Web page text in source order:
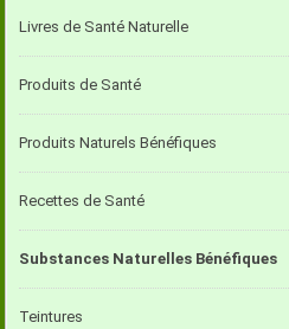
Livres de Santé Naturelle
Produits de Santé
Produits Naturels Bénéfiques
Recettes de Santé
Substances Naturelles Bénéfiques
Teintures